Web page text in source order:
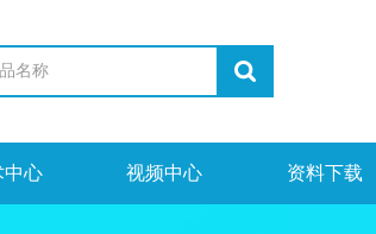
中心 视频中心 资料下载